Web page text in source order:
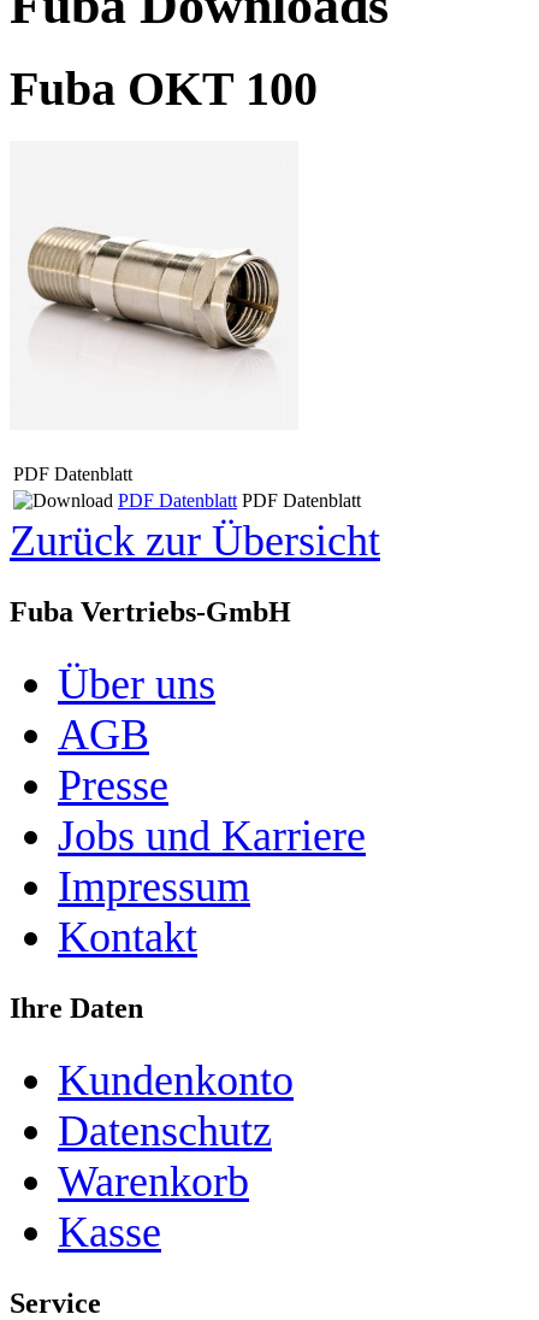
Fuba OKT 100
PDF Datenblatt
PDF Datenblatt PDF Datenblatt
Zurück zur Übersicht
Fuba Vertriebs-GmbH
Über uns
AGB
Presse
Jobs und Karriere
Impressum
Kontakt
Ihre Daten
Kundenkonto
Datenschutz
Warenkorb
Kasse
Service